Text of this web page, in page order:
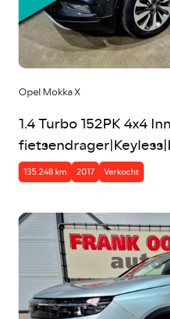
Opel Mokka X
1.4 Turbo 152PK 4x4
135.248 km 2017 Verkocht